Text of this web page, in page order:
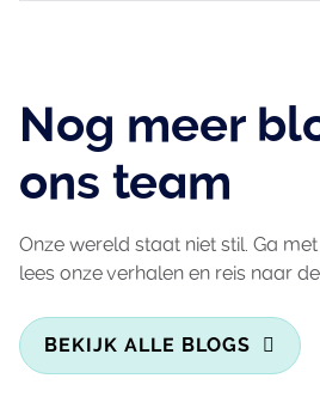
Nog meer
ons team
Onze wereld staat niet stil. Ga
lees onze verhalen en reis naar
BEKIJK ALLE BLOGS